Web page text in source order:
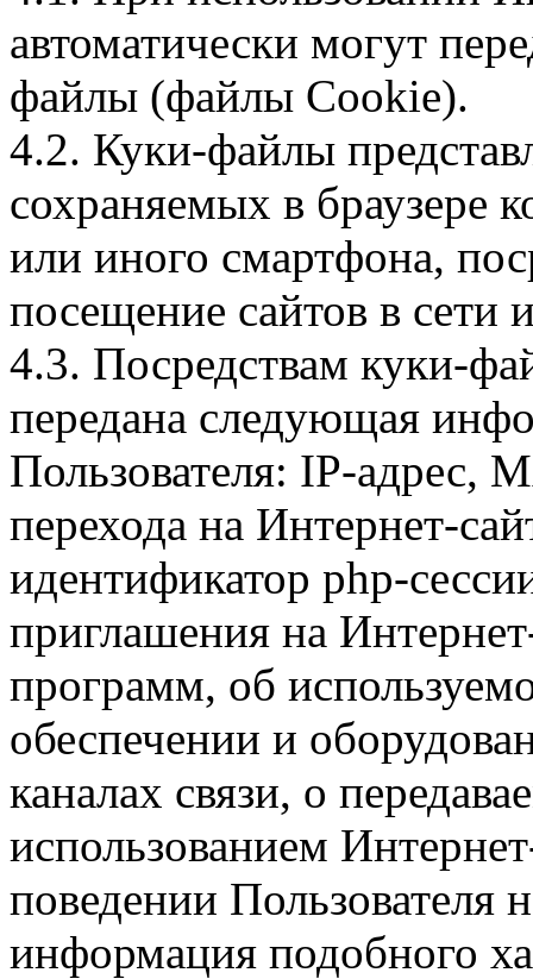
автоматически могут
файлы (файлы Cookie).
4.2. Куки-файлы
сохраняемых в браузере
или иного смартфона,
посещение сайтов в сети
4.3. Посредствам куки-
передана следующая
Пользователя: IP-адрес,
перехода на Интернет-
идентификатор php-
приглашения на
программ, об
обеспечении и
каналах связи, о
использованием
поведении Пользователя
информация подобного